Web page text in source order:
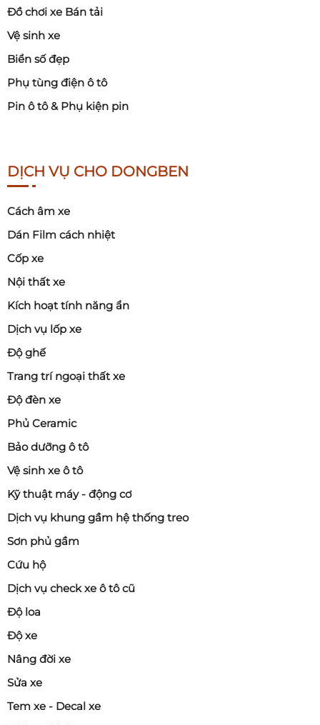
Đồ chơi xe Bán tải
Vệ sinh xe
Biển số đẹp
Phụ tùng điện ô tô
Pin ô tô & Phụ kiện pin
DỊCH VỤ CHO DONGBEN
Cách âm xe
Dán Film cách nhiệt
Cốp xe
Nội thất xe
Kích hoạt tính năng ẩn
Dịch vụ lốp xe
Độ ghế
Trang trí ngoại thất xe
Độ đèn xe
Phủ Ceramic
Bảo dưỡng ô tô
Vệ sinh xe ô tô
Kỹ thuật máy - động cơ
Dịch vụ khung gầm hệ thống treo
Sơn phủ gầm
Cứu hộ
Dịch vụ check xe ô tô cũ
Độ loa
Độ xe
Nâng đời xe
Sửa xe
Tem xe - Decal xe